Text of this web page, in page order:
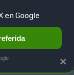
TERRITORIO
×
en Google